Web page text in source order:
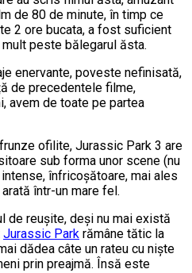
de 80 de minute, în timp ce
2 ore bucata, a fost suficient
peste bălegarul ăsta.
enervante, poveste nefinisată,
de precedentele filme,
avem de toate pe partea
ofilite, Jurassic Park 3 are
sub forma unor scene (nu
înfricoșătoare, mai ales
într-un mare fel.
de reușite, deși nu mai există
Jurassic Park rămâne tătic la
dădea câte un rateu cu niște
prin preajmă. Însă este